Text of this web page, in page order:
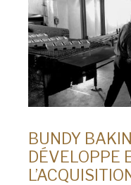
BUNDY
DÉVELOPPE